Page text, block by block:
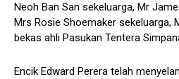
Neoh Ban San sekeluarga, Mr
Mrs Rosie Shoemaker sekeluarga,
bekas ahli Pasukan Tentera
Encik Edward Perera telah